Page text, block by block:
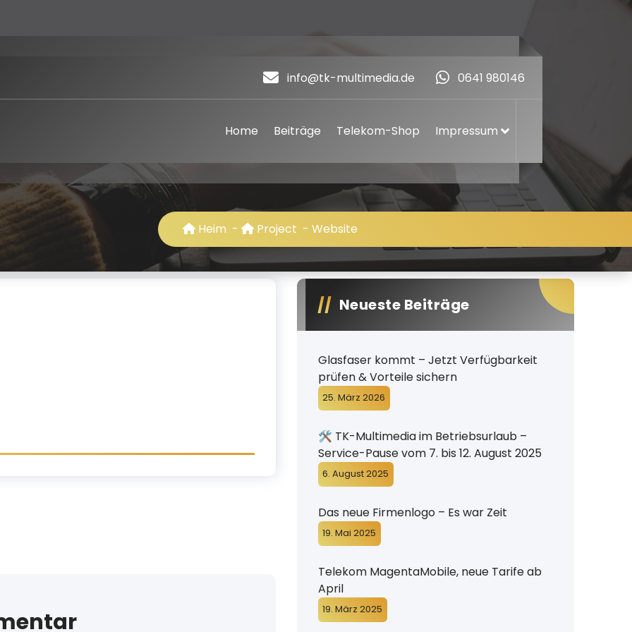
info@tk-multimedia.de 0641 980146
Home Beiträge Telekom-Shop Impressum
Heim - Project - Website
Neueste Beiträge
Glasfaser kommt – Jetzt Verfügbarkeit
prüfen & Vorteile sichern
25. März 2026
🛠️ TK-Multimedia im Betriebsurlaub –
Service-Pause vom 7. bis 12. August 2025
6. August 2025
Das neue Firmenlogo – Es war Zeit
19. Mai 2025
Telekom MagentaMobile, neue Tarife ab
April
19. März 2025